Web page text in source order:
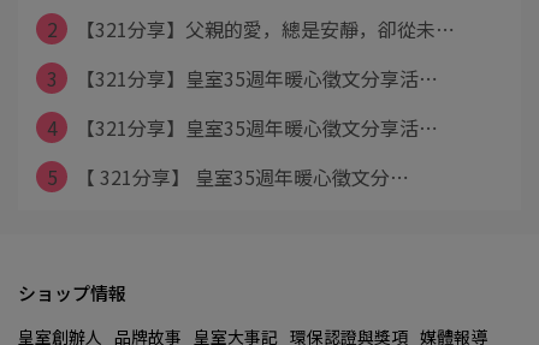
2
【321分享】父親的愛，總是安靜，卻從未⋯
3
【321分享】皇室35週年暖心徵文分享活⋯
4
【321分享】皇室35週年暖心徵文分享活⋯
5
【 321分享】 皇室35週年暖心徵文分⋯
ショップ情報
皇室創辦人 品牌故事 皇室大事記 環保認證與獎項 媒體報導